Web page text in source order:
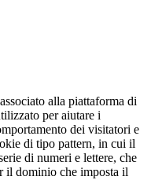
alla piattaforma di
per aiutare i
dei visitatori e
di tipo pattern, in cui il
di numeri e lettere, che
il dominio che imposta il